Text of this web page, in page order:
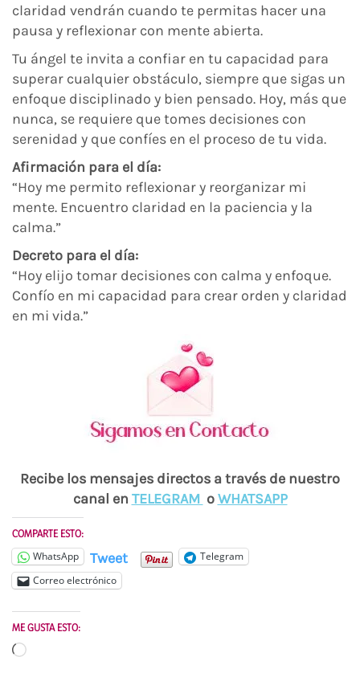
claridad vendrán cuando te permitas hacer una
pausa y reflexionar con mente abierta.
Tu ángel te invita a confiar en tu capacidad para
superar cualquier obstáculo, siempre que sigas un
enfoque disciplinado y bien pensado. Hoy, más que
nunca, se requiere que tomes decisiones con
serenidad y que confíes en el proceso de tu vida.
Afirmación para el día:
“Hoy me permito reflexionar y reorganizar mi
mente. Encuentro claridad en la paciencia y la
calma.”
Decreto para el día:
“Hoy elijo tomar decisiones con calma y enfoque.
Confío en mi capacidad para crear orden y claridad
en mi vida.”
Recibe los mensajes directos a través de nuestro
canal en TELEGRAM oWHATSAPP
COMPARTE ESTO:
WhatsApp Tweet
Telegram
Correo electrónico
ME GUSTA ESTO:
Cargando...